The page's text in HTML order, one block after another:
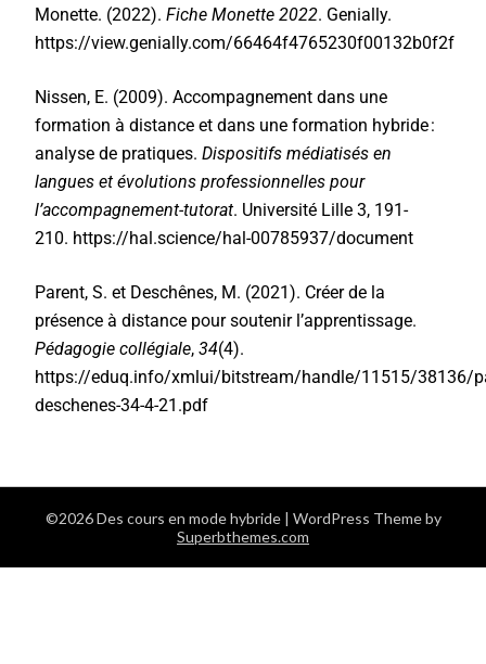
Monette. (2022).Fiche Monette 2022. Genially.
https://view.genially.com/66464f4765230f00132b0f2f
Nissen, E. (2009). Accompagnement dans une
formation à distance et dans une formation hybride :
analyse de pratiques. Dispositifs médiatisés en
langues et évolutions professionnelles pour
l’accompagnement-tutorat. Université Lille 3, 191-
210. https://hal.science/hal-00785937/document
Parent, S. et Deschênes, M. (2021). Créer de la
présence à distance pour soutenir l’apprentissage.
Pédagogie collégiale,34(4).
https://eduq.info/xmlui/bitstream/handle/11515/38136/
deschenes-34-4-21.pdf
©2026 Des cours en mode hybride | WordPress Theme by
Superbthemes.com